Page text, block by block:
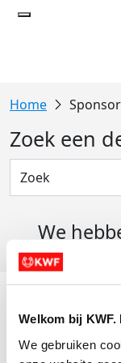
Welkom bij
We gebruiken
Sponsor
Zoek een
We